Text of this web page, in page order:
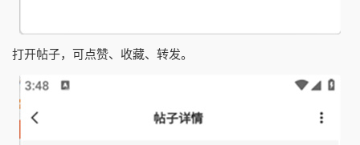
打开帖子，可点赞、收藏、转发。